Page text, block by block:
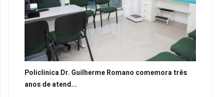
Policlínica Dr. Guilherme Romano comemora três
anos de atend...